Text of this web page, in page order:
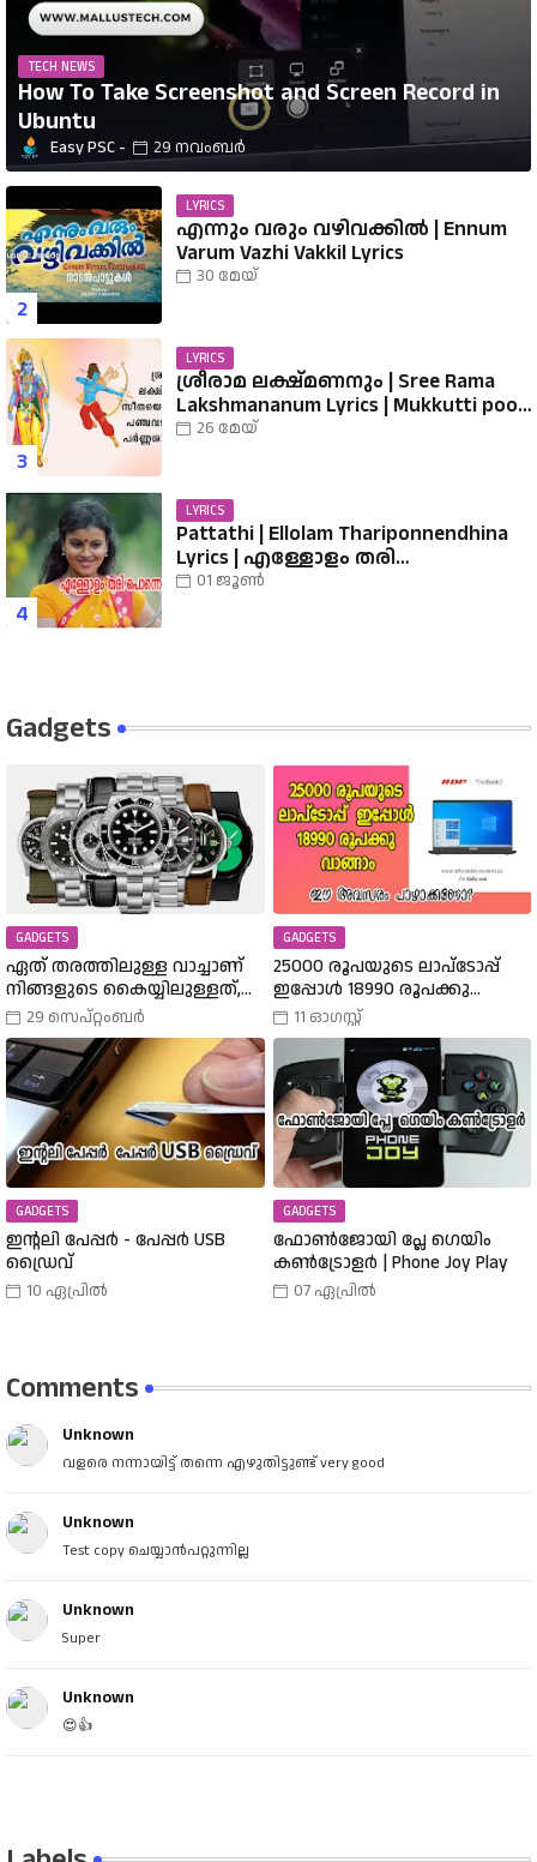
TECH NEWS
How To Take Screenshot and Screen Record in
Ubuntu
Easy PSC 29 നവംബർ
LYRICS
എന്നും വരും വഴിവക്കിൽ | Ennum
Varum Vazhi Vakkil Lyrics
30 മേയ്
LYRICS
ശ്രീരാമ ലക്ഷ്മണനും | Sree Rama
Lakshmananum Lyrics | Mukkutti poo
Album | Sreerama Song Malayalam |
26 മേയ്
LYRICS
Pattathi | Ellolam Thariponnendhina
Lyrics | എള്ളോളം തരി
പൊന്നെന്തിനാ...... വരികൾ
01 ജൂൺ
Gadgets
GADGETS
ഏത് തരത്തിലുള്ള വാച്ചാണ്
നിങ്ങളുടെ കൈയ്യിലുള്ളത്,
അത് എങ്ങനെ
തിരഞ്ഞെടുത്തു? വിവിധ
തരത്തിലുള്ള വാച്ചുകൾ
പരിചയപ്പെടാം.
29 സെപ്റ്റംബർ
GADGETS
25000 രൂപയുടെ ലാപ്ടോപ്പ്
ഇപ്പോൾ 18990 രൂപക്കു
വാങ്ങാം | Amazon Freedom Sale
Buy A 25000 Laptop In 18,900
Rupees |
11 ഓഗസ്റ്റ്
GADGETS
ഇന്റലി പേപ്പർ - പേപ്പർ USB
ഡ്രൈവ്
10 ഏപ്രിൽ
GADGETS
ഫോൺജോയി പ്ലേ ഗെയിം
കൺട്രോളർ | Phone Joy Play
07 ഏപ്രിൽ
Comments
Unknown
വളരെ നന്നായിട്ട് തന്നെ എഴുതിട്ടുണ്ട് very good
Unknown
Test copy ചെയ്യാൻപറ്റുന്നില്ല
Unknown
Super
Unknown
😍👍